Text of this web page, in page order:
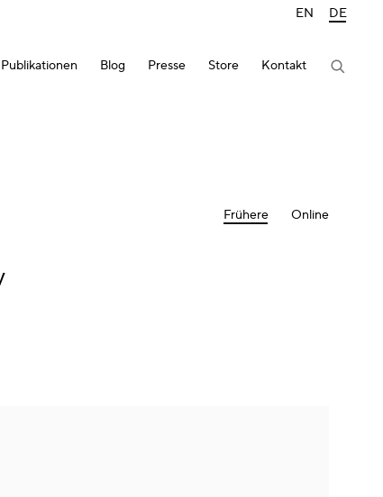
Publikationen Blog Presse Store Kontakt
EN DE
Frühere Online